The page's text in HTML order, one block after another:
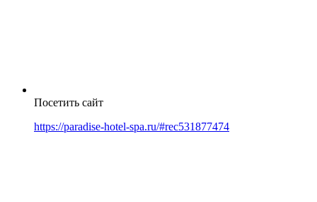
Посетить сайт
https://paradise-hotel-spa.ru/#rec531877474